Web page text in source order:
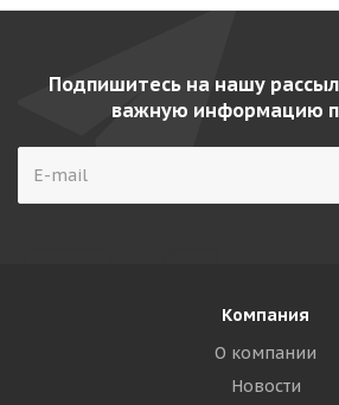
Подпишитесь на нашу
важную информацию
Компания
О компании
Новости